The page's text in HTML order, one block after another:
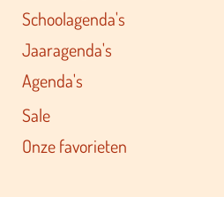
Schoolagenda's
Jaaragenda's
Agenda's
Sale
Onze favorieten